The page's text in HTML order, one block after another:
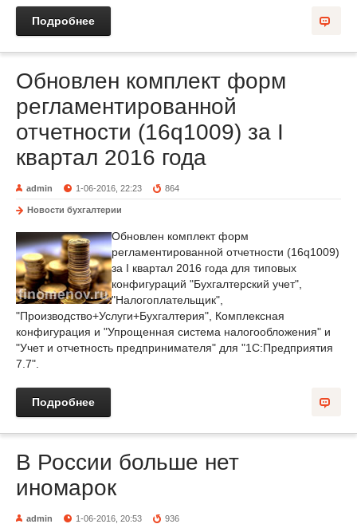
Подробнее
Обновлен комплект форм
регламентированной
отчетности (16q1009) за I
квартал 2016 года
admin 1-06-2016, 22:23 864
Новости бухгалтерии
Обновлен комплект форм
регламентированной отчетности (16q1009)
за I квартал 2016 года для типовых
конфигураций "Бухгалтерский учет",
"Налогоплательщик",
"Производство+Услуги+Бухгалтерия", Комплексная
конфигурация и "Упрощенная система налогообложения" и
"Учет и отчетность предпринимателя" для "1С:Предприятия
7.7".
Подробнее
В России больше нет
иномарок
admin 1-06-2016, 20:53 936